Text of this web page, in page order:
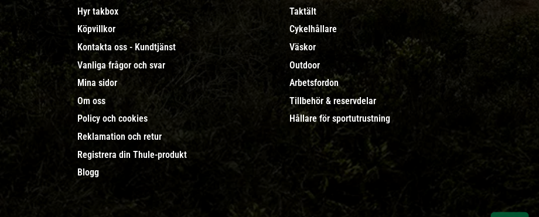
Hyr takbox
Köpvillkor
Kontakta oss - Kundtjänst
Vanliga frågor och svar
Mina sidor
Om oss
Policy och cookies
Reklamation och retur
Registrera din Thule-produkt
Blogg
Taktält
Cykelhållare
Väskor
Outdoor
Arbetsfordon
Tillbehör & reservdelar
Hållare för sportutrustning